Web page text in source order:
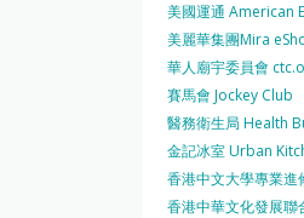
美國運通 American
美麗華集團Mira
華人廟宇委員會
賽馬會 Jockey Club
醫務衛生局 Health
金記冰室 Urban
香港中文大學專業進
香港中華文化發展聯